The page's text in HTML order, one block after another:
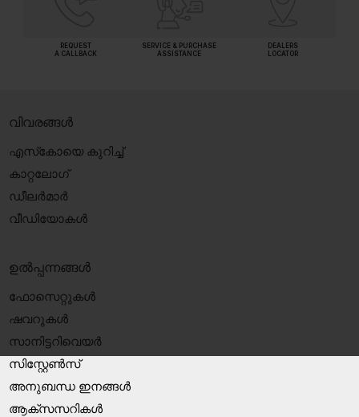
REQUEST
A CALLBACK
SERVICE & PURCHASE
ASSISTANCE
DEALERS
LOCATOR
വിവരങ്ങൾ
എസ്‍കോയെ കുറിച്ച്
കാറ്റലോഗ്
ഡീലർമാർ
വീഡിയോകൾ
ഉൽപ്പന്നങ്ങൾ
ഫോസെറ്റുകൾ
ഷവറുകൾ
സാനിട്ടറിവെയർ
സിസ്റ്റേൺസ്
അനുബന്ധ ഇനങ്ങൾ
ആക്‌സസറികൾ